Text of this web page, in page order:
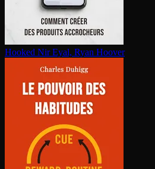
Hooked Nir Eyal, Ryan Hoover